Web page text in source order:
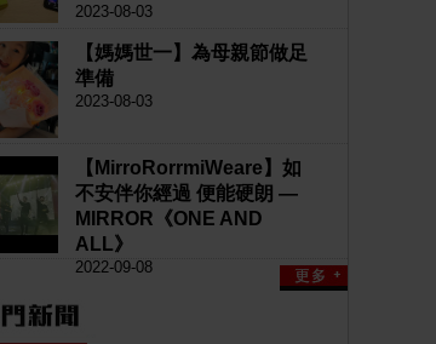
2023-08-03
【媽媽世一】為母親節做足
準備
2023-08-03
【MirroRorrmiWeare】如
不安伴你經過 便能硬朗 —
MIRROR《ONE AND
ALL》
2022-09-08